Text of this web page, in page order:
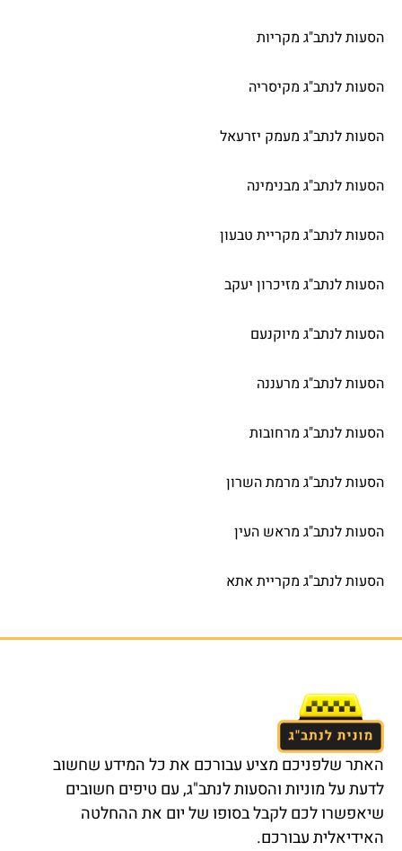
הסעות לנתב"ג מקריות
הסעות לנתב"ג מקיסריה
הסעות לנתב"ג מעמק יזרעאל
הסעות לנתב"ג מבנימינה
הסעות לנתב"ג מקריית טבעון
הסעות לנתב"ג מזיכרון יעקב
הסעות לנתב"ג מיוקנעם
הסעות לנתב"ג מרעננה
הסעות לנתב"ג מרחובות
הסעות לנתב"ג מרמת השרון
הסעות לנתב"ג מראש העין
הסעות לנתב"ג מקריית אתא
האתר שלפניכם מציע עבורכם את כל המידע שחשוב
לדעת על מוניות והסעות לנתב"ג, עם טיפים חשובים
שיאפשרו לכם לקבל בסופו של יום את ההחלטה
האידיאלית עבורכם.